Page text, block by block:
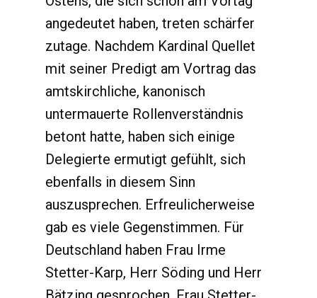
angedeutet haben, treten schärfer
zutage. Nachdem Kardinal Quellet
mit seiner Predigt am Vortrag das
amtskirchliche, kanonisch
untermauerte Rollenverständnis
betont hatte, haben sich einige
Delegierte ermutigt gefühlt, sich
ebenfalls in diesem Sinn
auszusprechen. Erfreulicherweise
gab es viele Gegenstimmen. Für
Deutschland haben Frau Irme
Stetter-Karp, Herr Söding und Herr